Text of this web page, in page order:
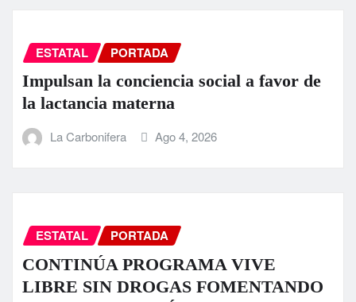
ESTATAL PORTADA
Impulsan la conciencia social a favor de
la lactancia materna
La Carbonifera Ago 4, 2026
ESTATAL PORTADA
CONTINÚA PROGRAMA VIVE
LIBRE SIN DROGAS FOMENTANDO